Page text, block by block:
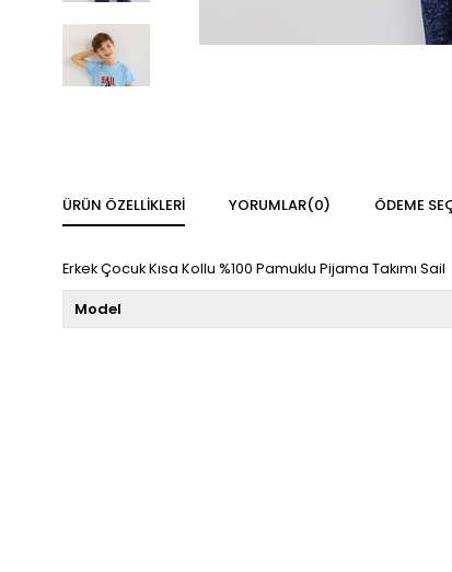
ÜRÜN ÖZELLIKLERI YORUMLAR(0) ÖDEME
Erkek Çocuk Kısa Kollu %100 Pamuklu Pijama Takımı Sail
Model